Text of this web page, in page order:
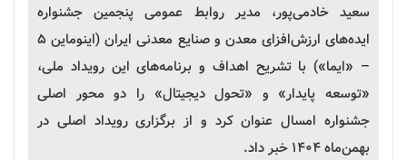
سعید خادمی‌پور، مدیر روابط عمومی پنجمین جشنواره
ایده‌های ارزش‌افزای معدن و صنایع معدنی ایران (اینوماین ۵
– «ایما») با تشریح اهداف و برنامه‌های این رویداد ملی،
«توسعه پایدار» و «تحول دیجیتال» را دو محور اصلی
جشنواره امسال عنوان کرد و از برگزاری رویداد اصلی در
بهمن‌ماه ۱۴۰۴ خبر داد.